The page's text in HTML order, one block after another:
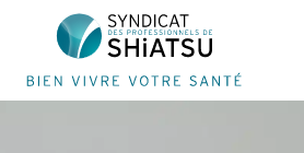
Panneau de gestion des cookies